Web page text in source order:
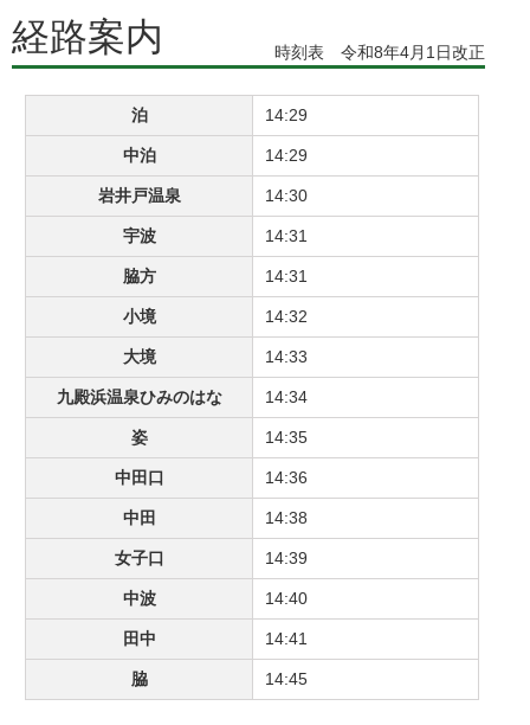
経路案内 時刻表 令和8年4月1日改正
泊 14:29
中泊 14:29
岩井戸温泉 14:30
宇波 14:31
脇方 14:31
小境 14:32
大境 14:33
九殿浜温泉ひみのはな 14:34
姿 14:35
中田口 14:36
中田 14:38
女子口 14:39
中波 14:40
田中 14:41
脇 14:45